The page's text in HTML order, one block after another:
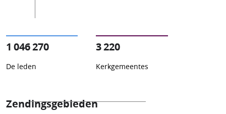
1 046 270
De leden
3 220
Kerkgemeentes
Zendingsgebieden